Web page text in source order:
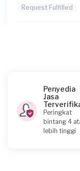
Konsumen ini
Request Fulfilled
5 hari yang lalu
Jakarta Barat,
Request Fulfilled
Rp2.500.001 -
Penyedia
Jasa
Peringkat
bintang 4
lebih tinggi